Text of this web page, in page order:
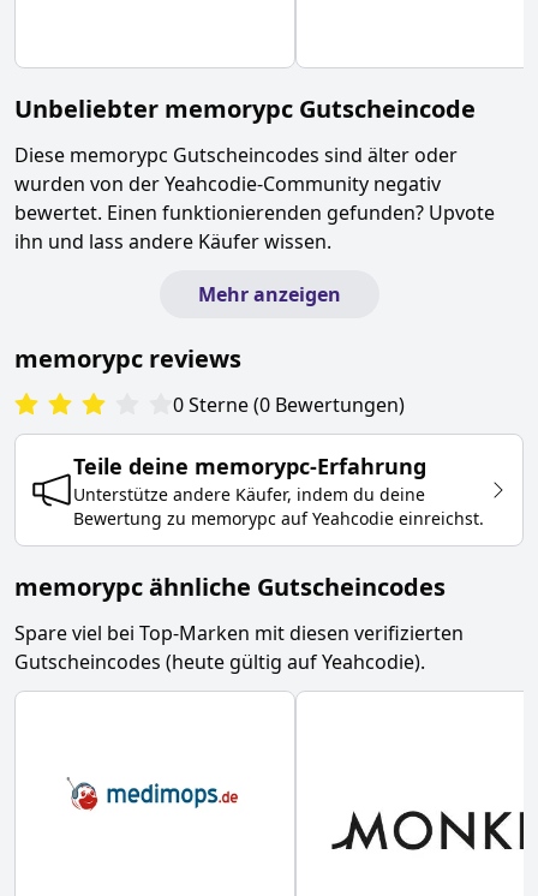
Unbeliebter memorypc Gutscheincode
Diese memorypc Gutscheincodes sind älter oder
wurden von der Yeahcodie-Community negativ
bewertet. Einen funktionierenden gefunden? Upvote
ihn und lass andere Käufer wissen.
Mehr anzeigen
memorypc reviews
0Sterne(0 Bewertungen)
Teile deine memorypc-Erfahrung
Unterstütze andere Käufer, indem du deine
Bewertung zu memorypc auf Yeahcodie einreichst.
memorypc ähnliche Gutscheincodes
Spare viel bei Top-Marken mit diesen verifizierten
Gutscheincodes (heute gültig auf Yeahcodie).